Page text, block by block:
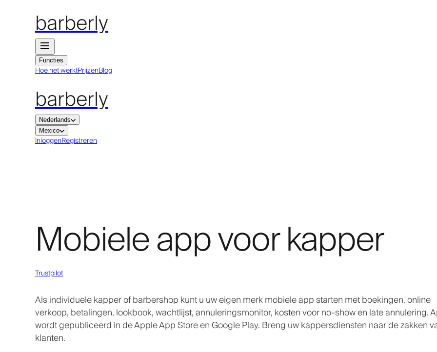
barberly
Functies
Hoe het werktPrijzenBlog
barberly
Nederlands
Mexico
InloggenRegistreren
Mobiele app voor kapper
Trustpilot
Als individuele kapper of barbershop kunt u uw eigen merk mobiele app starten met boekingen, online
verkoop, betalingen, lookbook, wachtlijst, annuleringsmonitor, kosten voor no-show en late annulering.
wordt gepubliceerd in de Apple App Store en Google Play. Breng uw kappersdiensten naar de zakken
klanten.